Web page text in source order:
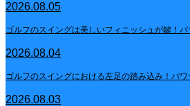
2026.08.05
ゴルフのスイングは美しいフィニッシュが鍵！
2026.08.04
ゴルフのスイングにおける左足の踏み込み！パ
2026.08.03